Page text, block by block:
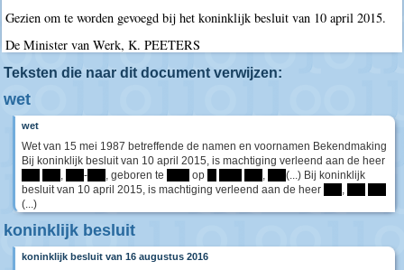
Gezien om te worden gevoegd bij het koninklijk besluit van 10 april 2015.
De Minister van Werk, K. PEETERS
Teksten die naar dit document verwijzen:
wet
wet
Wet van 15 mei 1987 betreffende de namen en voornamen Bekendmaking
Bij koninklijk besluit van 10 april 2015, is machtiging verleend aan de heer
, - , geboren te op ,
(...) Bij koninklijk
besluit van 10 april 2015, is machtiging verleend aan de heer
,
(...)
koninklijk besluit
koninklijk besluit van 16 augustus 2016